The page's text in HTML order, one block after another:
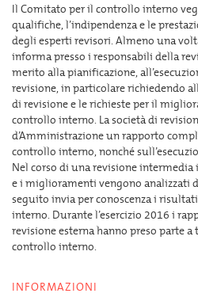
Il Comitato per il controllo interno
qualifiche, l’indipendenza e le
degli esperti revisori. Almeno una
informa presso i responsabili della
merito alla pianificazione,
revisione, in particolare richiedendo
di revisione e le richieste per il
controllo interno. La società di
d’Amministrazione un rapporto
controllo interno, nonché
Nel corso di una revisione
e i miglioramenti vengono analizzati
seguito invia per conoscenza i
interno. Durante l’esercizio 2016 i
revisione esterna hanno preso parte
controllo interno.
INFORMAZIONI